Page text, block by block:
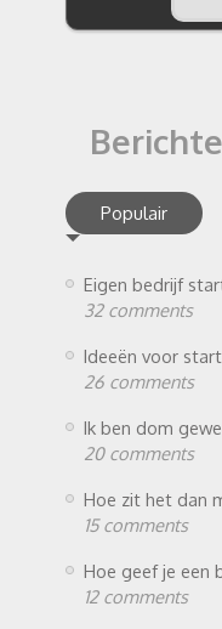
Populair
Eigen bedrijf
32 comments
Ideeën voor
26 comments
Ik ben dom
20 comments
Hoe zit het dan
15 comments
Hoe geef je een
12 comments